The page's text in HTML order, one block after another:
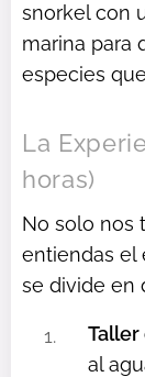
snorkel con
marina para
especies
La
horas)
No solo nos
entiendas el
se divide en
Taller
al